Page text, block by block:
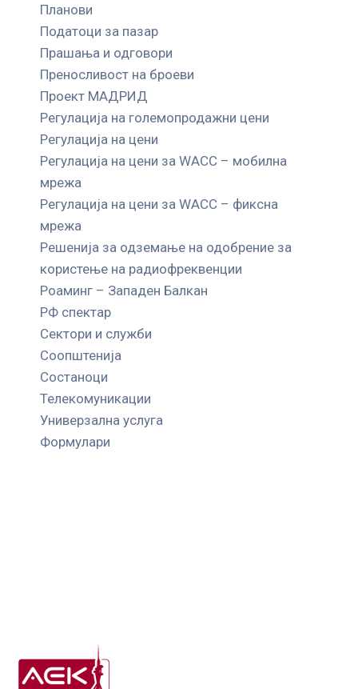
Планови
Податоци за пазар
Прашања и одговори
Преносливост на броеви
Проект МАДРИД
Регулација на големопродажни цени
Регулација на цени
Регулација на цени за WACC – мобилна
мрежа
Регулација на цени за WACC – фиксна
мрежа
Решенија за одземање на одобрение за
користење на радиофреквенции
Роаминг – Западен Балкан
РФ спектар
Сектори и служби
Соопштенија
Состаноци
Телекомуникации
Универзална услуга
Формулари